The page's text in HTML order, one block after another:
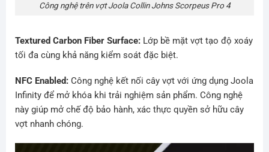
Công nghệ trên vợt Joola Collin Johns Scorpeus Pro 4
Textured Carbon Fiber Surface:Lớp bề mặt vợt tạo độ xoáy
tối đa cùng khả năng kiểm soát đặc biệt.
NFC Enabled:Công nghệ kết nối cây vợt với ứng dụng Joola
Infinity để mở khóa khi trải nghiệm sản phẩm. Công nghệ
này giúp mở chế độ bảo hành, xác thực quyền sở hữu cây
vợt nhanh chóng.